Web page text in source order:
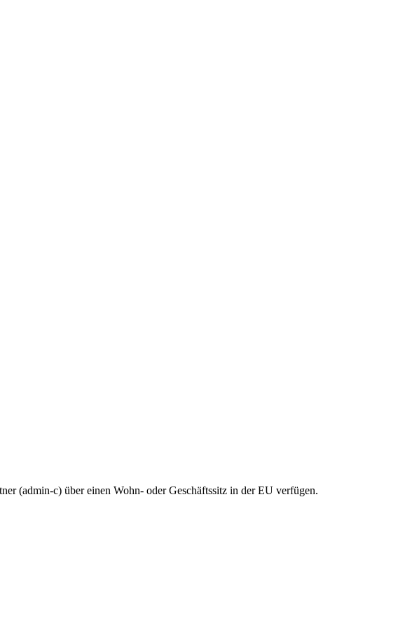
(admin-c) über einen Wohn- oder Geschäftssitz in der EU verfügen.